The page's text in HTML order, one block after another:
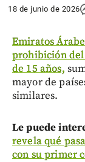
18 de junio de 2026
Emiratos
prohibición del
de 15 años,
mayor de
similares.
Le puede
revela qué
con su primer